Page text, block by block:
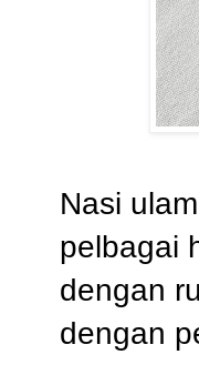
Nasi
pelbagai
dengan
dengan